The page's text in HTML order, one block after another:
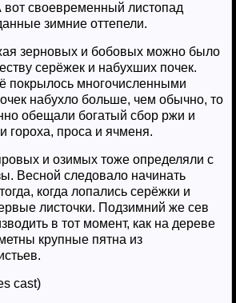
вот своевременный листопад
зимние оттепели.
зерновых и бобовых можно было
серёжек и набухших почек.
покрылось многочисленными
набухло больше, чем обычно, то
обещали богатый сбор ржи и
гороха, проса и ячменя.
и озимых тоже определяли с
Весной следовало начинать
когда лопались серёжки и
листочки. Подзимний же сев
в тот момент, как на дереве
крупные пятна из
cast)